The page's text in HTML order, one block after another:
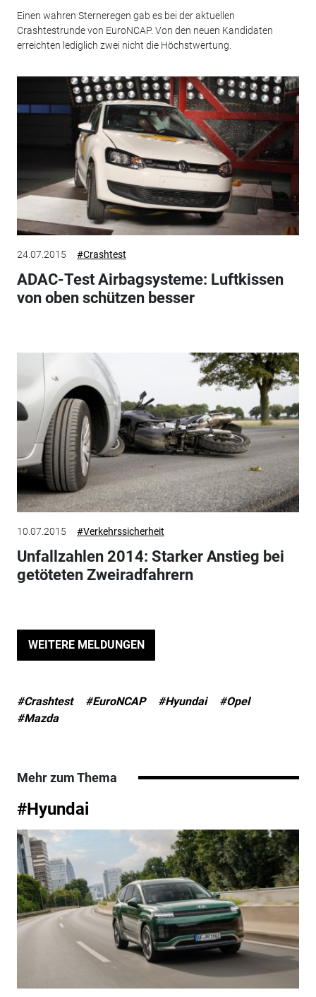
Einen wahren Sterneregen gab es bei der aktuellen
Crashtestrunde von EuroNCAP. Von den neuen Kandidaten
erreichten lediglich zwei nicht die Höchstwertung.
24.07.2015 #Crashtest
ADAC-Test Airbagsysteme: Luftkissen
von oben schützen besser
10.07.2015 #Verkehrssicherheit
Unfallzahlen 2014: Starker Anstieg bei
getöteten Zweiradfahrern
WEITERE MELDUNGEN
#Crashtest #EuroNCAP #Hyundai
#Opel
#Mazda
Mehr zum Thema
#Hyundai